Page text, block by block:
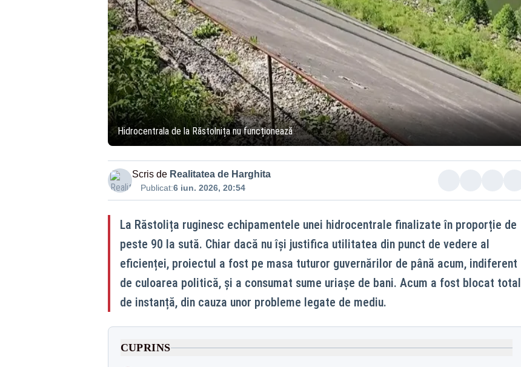
Hidrocentrala de la Răstolnița nu funcționează
Scris de Realitatea de Harghita
Publicat:6 iun. 2026, 20:54
La Răstolița ruginesc echipamentele unei hidrocentrale finalizate în proporție de
peste 90 la sută. Chiar dacă nu își justifica utilitatea din punct de vedere al
eficienței, proiectul a fost pe masa tuturor guvernărilor de până acum, indiferent
de culoarea politică, și a consumat sume uriașe de bani. Acum a fost blocat total
de instanță, din cauza unor probleme legate de mediu.
CUPRINS